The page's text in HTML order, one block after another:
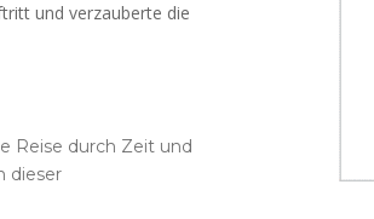
und verzauberte die
Reise durch Zeit und
dieser